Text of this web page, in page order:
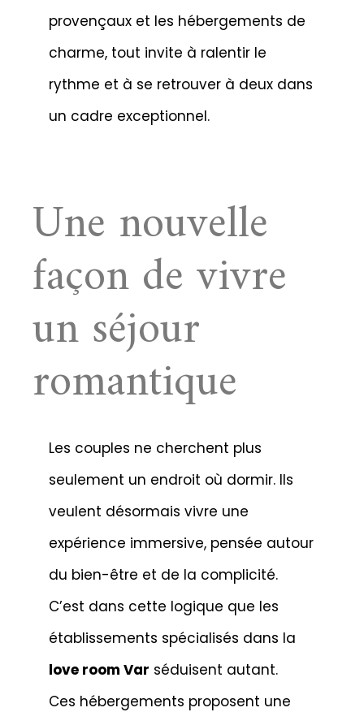
provençaux et les hébergements de
charme, tout invite à ralentir le
rythme et à se retrouver à deux dans
un cadre exceptionnel.
Une nouvelle
façon de vivre
un séjour
romantique
Les couples ne cherchent plus
seulement un endroit où dormir. Ils
veulent désormais vivre une
expérience immersive, pensée autour
du bien-être et de la complicité.
C’est dans cette logique que les
établissements spécialisés dans la
love room Var séduisent autant.
Ces hébergements proposent une